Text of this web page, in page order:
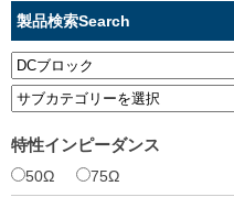
製品検索Search
特性インピーダンス
50Ω 75Ω